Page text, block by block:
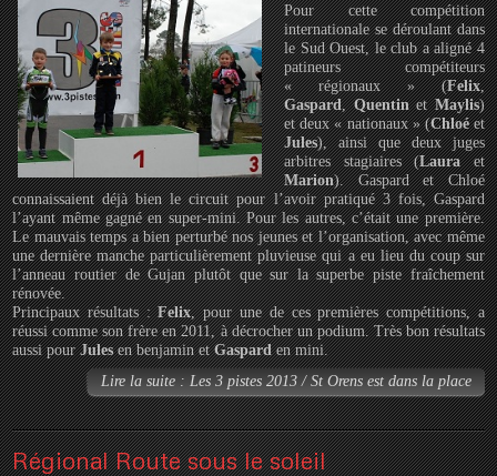
Pour cette compétition
internationale se déroulant dans
le Sud Ouest, le club a aligné 4
patineurs compétiteurs
« régionaux » (Felix,
Gaspard,QuentinetMaylis)
et deux « nationaux » (Chloéet
Jules), ainsi que deux juges
arbitres stagiaires (Lauraet
Marion). Gaspard et Chloé
connaissaient déjà bien le circuit pour l’avoir pratiqué 3 fois, Gaspard
l’ayant même gagné en super-mini. Pour les autres, c’était une première.
Le mauvais temps a bien perturbé nos jeunes et l’organisation, avec même
une dernière manche particulièrement pluvieuse qui a eu lieu du coup sur
l’anneau routier de Gujan plutôt que sur la superbe piste fraîchement
rénovée.
Principaux résultats :Felix, pour une de ces premières compétitions, a
réussi comme son frère en 2011, à décrocher un podium. Très bon résultats
aussi pourJulesen benjamin etGasparden mini.
Lire la suite : Les 3 pistes 2013 / St Orens est dans la place
Régional Route sous le soleil